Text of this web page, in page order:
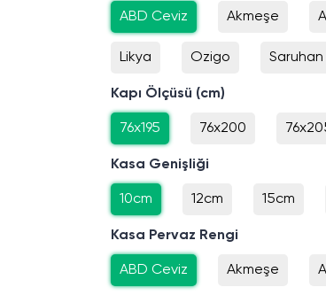
ABD Ceviz Akmeşe
Likya Ozigo Saruhan
Kapı Ölçüsü (cm)
76x195 76x200
Kasa Genişliği
10cm 12cm 15cm
Kasa Pervaz Rengi
ABD Ceviz Akmeşe